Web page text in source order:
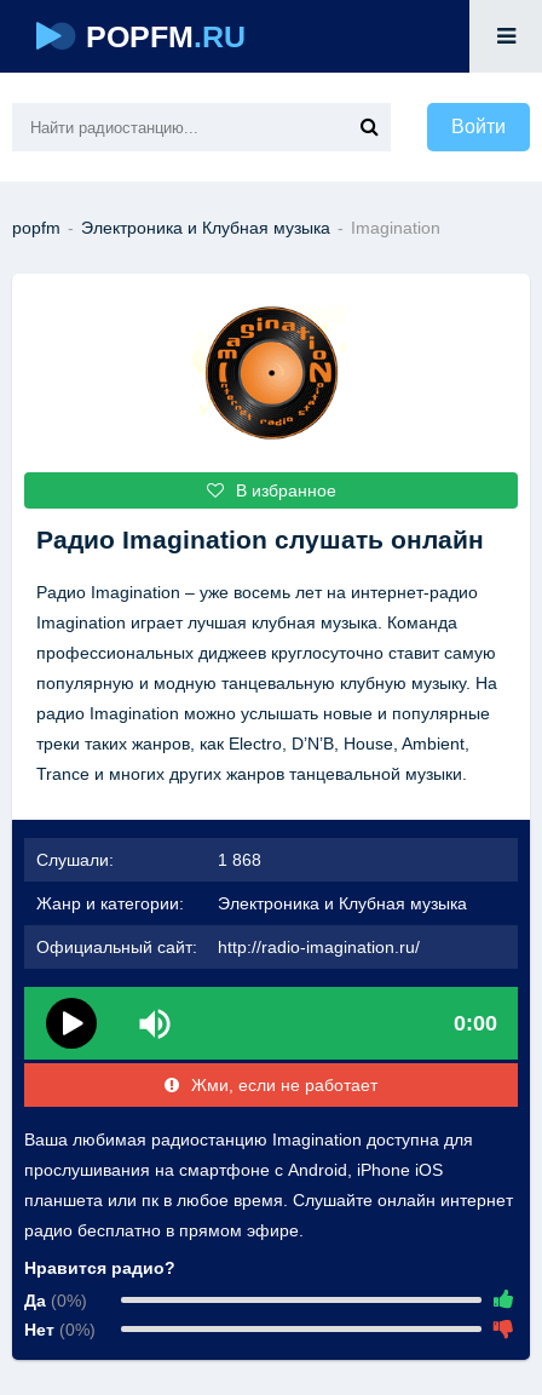
POPFM.RU
Войти
popfm - Электроника и Клубная музыка - Imagination
В избранное
Радио Imagination слушать онлайн
Радио Imagination – уже восемь лет на интернет-радио
Imagination играет лучшая клубная музыка. Команда
профессиональных диджеев круглосуточно ставит самую
популярную и модную танцевальную клубную музыку. На
радио Imagination можно услышать новые и популярные
треки таких жанров, как Electro, D’N’B, House, Ambient,
Trance и многих других жанров танцевальной музыки.
Слушали: 1 868
Жанр и категории: Электроника и Клубная музыка
Официальный сайт: http://radio-imagination.ru/
0:00
Жми, если не работает
Ваша любимая радиостанцию Imagination доступна для
прослушивания на смартфоне с Android, iPhone iOS
планшета или пк в любое время. Слушайте онлайн интернет
радио бесплатно в прямом эфире.
Нравится радио?
Да (0%)
Нет (0%)